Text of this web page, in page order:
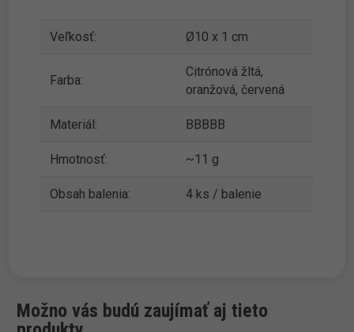
Veľkosť: Ø10 x 1 cm
Farba:
Citrónová žltá,
oranžová, červená
Materiál: BBBBB
Hmotnosť: ~11 g
Obsah balenia: 4 ks / balenie
Možno vás budú zaujímať aj tieto